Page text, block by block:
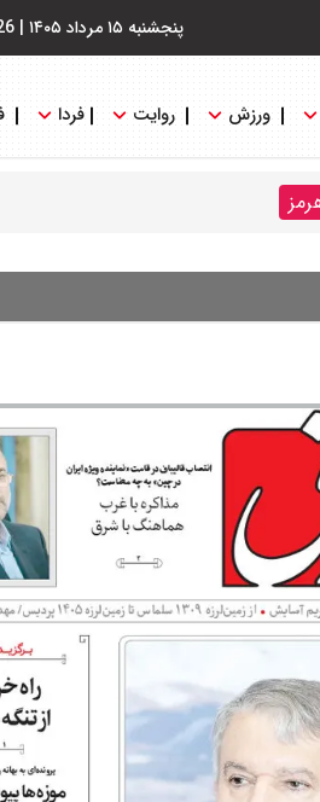
پنجشنبه ۱۵ مرداد ۱۴۰۵ |
ورزش روایت فردا